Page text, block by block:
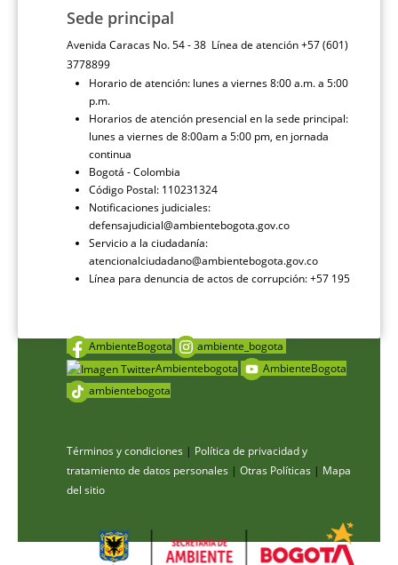
Sede principal
Avenida Caracas No. 54 - 38 Línea de atención +57 (601)
3778899
Horario de atención: lunes a viernes 8:00 a.m. a 5:00
p.m.
Horarios de atención presencial en la sede principal:
lunes a viernes de 8:00am a 5:00 pm, en jornada
continua
Bogotá - Colombia
Código Postal: 110231324
Notificaciones judiciales:
defensajudicial@ambientebogota.gov.co
Servicio a la ciudadanía:
atencionalciudadano@ambientebogota.gov.co
Línea para denuncia de actos de corrupción: +57 195
AmbienteBogota
ambiente_bogota
Ambientebogota
AmbienteBogota
ambientebogota
Términos y condiciones | Política de privacidad y
tratamiento de datos personales | Otras Políticas | Mapa
del sitio